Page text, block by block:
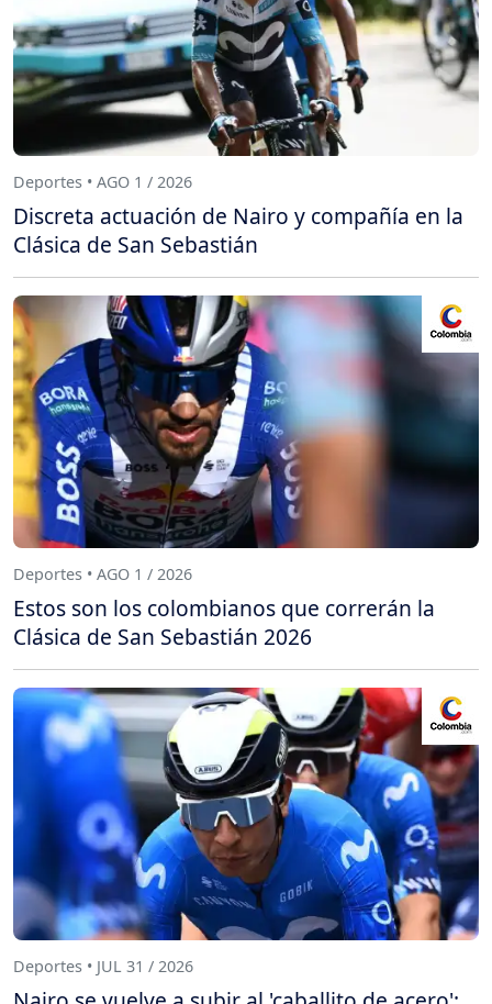
Deportes • AGO 1 / 2026
Discreta actuación de Nairo y compañía en la
Clásica de San Sebastián
Deportes • AGO 1 / 2026
Estos son los colombianos que correrán la
Clásica de San Sebastián 2026
Deportes • JUL 31 / 2026